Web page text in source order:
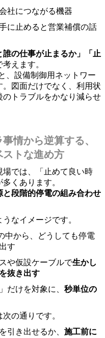
社につながる機器
に止めると営業補償の話
誰の仕事が止まるか」「止
考えます。
、設備制御用ネットワー
図面だけでなく、利用状
トラブルをかなり減らせ
情から逆算する、
トな進め方
では、「止めて良い時
くあります。
と段階的停電の組み合わせ
なイメージです。
中から、どうしても停電
す
や仮設ケーブルで生かし
抜き出す
だけを対象に、 秒単位の
の通りです。
引き出せるか、 施工前に